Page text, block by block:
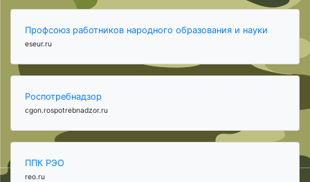
Профсоюз работников народного образования и науки
eseur.ru
Роспотребнадзор
cgon.rospotrebnadzor.ru
ППК РЭО
reo.ru